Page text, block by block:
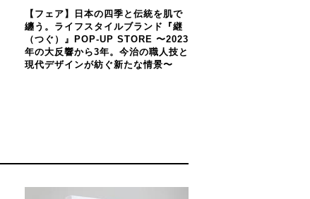
【フェア】日本の四季と伝統を肌で
纏う。ライフスタイルブランド『継
（つぐ）』POP-UP STORE 〜2023
年の大反響から3年。今治の職人技と
現代デザインが紡ぐ新たな情景〜